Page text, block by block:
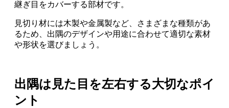
継ぎ目をカバーする部材です。
見切り材には木製や金属製など、さまざまな種類があ
るため、出隅のデザインや用途に合わせて適切な素材
や形状を選びましょう。
出隅は見た目を左右する大切なポイ
ント